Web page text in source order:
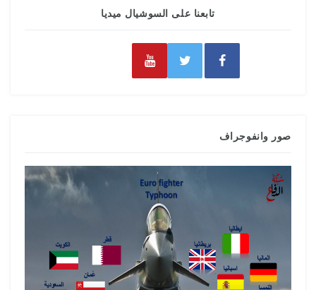
تابعنا على السوشيال ميديا
صور وانفوجراف